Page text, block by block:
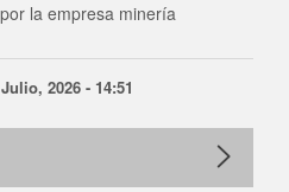
la empresa minería
2026 - 14:51